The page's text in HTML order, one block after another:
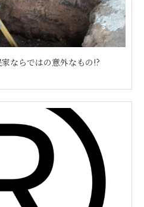
ならではの意外なもの!?